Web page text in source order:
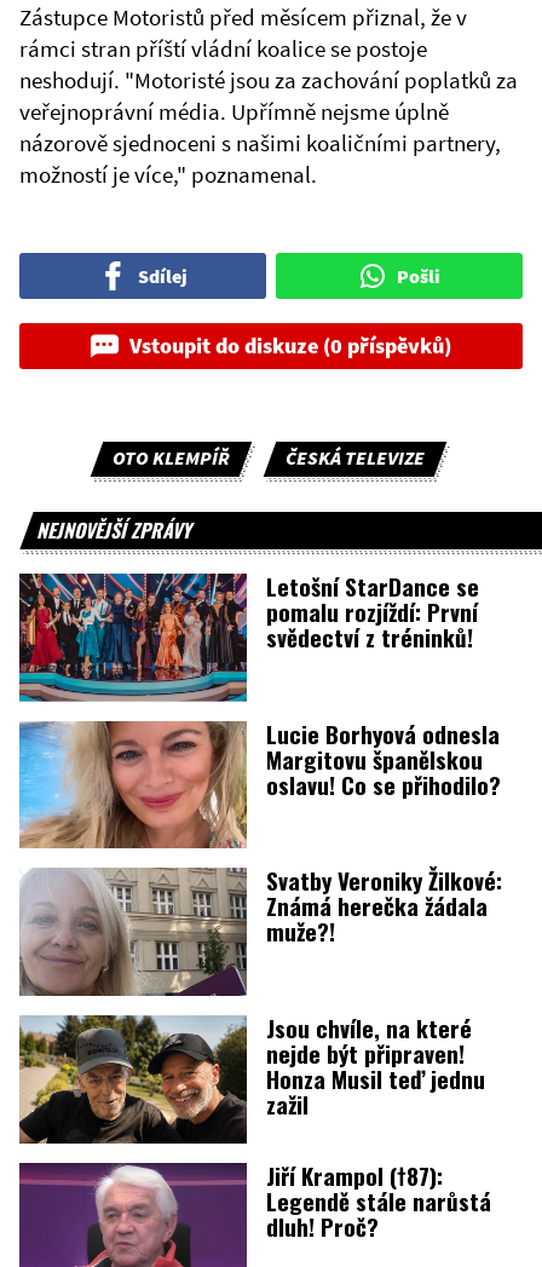
Zástupce Motoristů před měsícem přiznal, že v
rámci stran příští vládní koalice se postoje
neshodují. "Motoristé jsou za zachování poplatků za
veřejnoprávní média. Upřímně nejsme úplně
názorově sjednoceni s našimi koaličními partnery,
možností je více," poznamenal.
Sdílej Pošli
Vstoupit do diskuze (0 příspěvků)
OTO KLEMPÍŘ ČESKÁ TELEVIZE
NEJNOVĚJŠÍ ZPRÁVY
Letošní StarDance se
pomalu rozjíždí: První
svědectví z tréninků!
Lucie Borhyová odnesla
Margitovu španělskou
oslavu! Co se přihodilo?
Svatby Veroniky Žilkové:
Známá herečka žádala
muže?!
Jsou chvíle, na které
nejde být připraven!
Honza Musil teď jednu
zažil
Jiří Krampol (†87):
Legendě stále narůstá
dluh! Proč?